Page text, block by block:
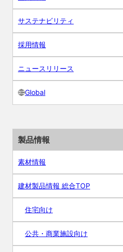
サステナビリティ
採用情報
ニュースリリース
Global
製品情報
素材情報
建材製品情報 総合TOP
住宅向け
公共・商業施設向け